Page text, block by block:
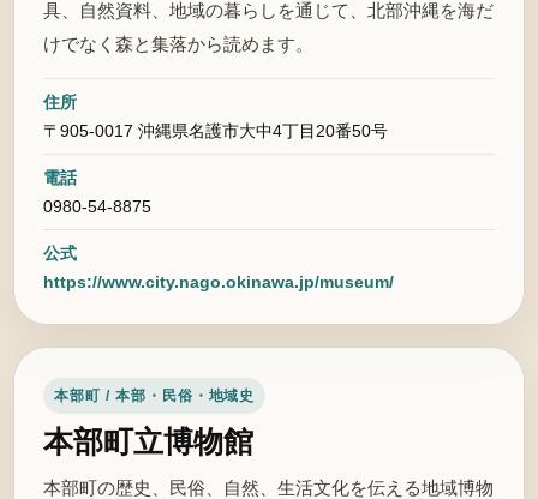
具、自然資料、地域の暮らしを通じて、北部沖縄を海だ
けでなく森と集落から読めます。
住所
〒905-0017 沖縄県名護市大中4丁目20番50号
電話
0980-54-8875
公式
https://www.city.nago.okinawa.jp/museum/
本部町 / 本部・民俗・地域史
本部町立博物館
本部町の歴史、民俗、自然、生活文化を伝える地域博物